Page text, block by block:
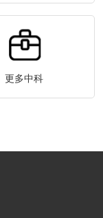
更多中科